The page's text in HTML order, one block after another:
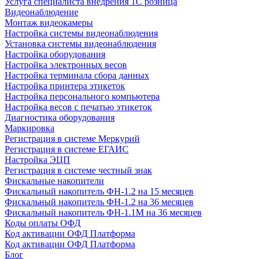
Видеонаблюдение
Монтаж видеокамеры
Настройка системы видеонаблюдения
Установка системы видеонаблюдения
Настройка оборудования
Настройка электронных весов
Настройка терминала сбора данных
Настройка принтера этикеток
Настройка персонального компьютера
Настройка весов с печатью этикеток
Диагностика оборудования
Маркировка
Регистрация в системе Меркурий
Регистрация в системе ЕГАИС
Настройка ЭЦП
Регистрация в системе честный знак
Фискальные накопители
Фискальный накопитель ФН-1.2 на 15 месяцев
Фискальный накопитель ФН-1.2 на 36 месяцев
Фискальный накопитель ФН-1.1М на 36 месяцев
Коды оплаты ОФД
Код активации ОФД Платформа
Код активации ОФД Платформа
Блог